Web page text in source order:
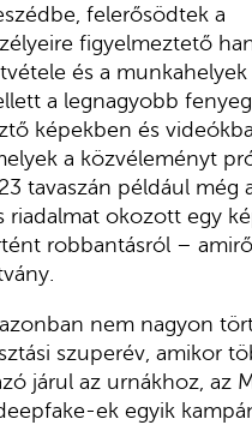
felerősödtek a
figyelmeztető
és a
a legnagyobb
képekben és
a közvéleményt
tavaszán például még
riadalmat okozott egy
robbantásról –
nem nagyon
szuperév, amikor
járul az urnákhoz, az
ek egyik